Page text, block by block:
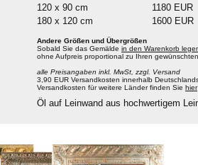
120 x 90 cm
1180 EUR
180 x 120 cm
1600 EUR
Andere Größen und Übergrößen
Sobald Sie das Gemälde in den Warenkorb
ohne Aufpreis proportional zu Ihren
alle Preisangaben inkl. MwSt, zzgl. Versand
3,90 EUR Versandkosten innerhalb
Versandkosten für weitere Länder finden Sie hier
Öl auf Leinwand aus hochwertigem